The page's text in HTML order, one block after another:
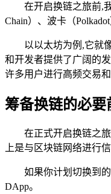
在开启换链之旅前,
Chain）、波卡（
以以太坊为例,它就
和开发者提供了广阔的
许多用户进行高频交易
筹备换链的必要
在正式开启换链之
上是与区块链网络进行
如果你计划切换到
DApp。